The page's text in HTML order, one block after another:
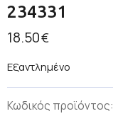
234331
18.50€
Εξαντλημένο
Κωδικός προϊόντος: